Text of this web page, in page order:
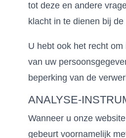
tot deze en andere
klacht in te dienen bij
U hebt ook het recht
van uw
beperking van de
ANALYSE-
Wanneer u onze
gebeurt voornamelijk